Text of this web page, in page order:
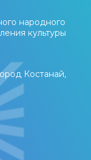
народного
культуры
Костанай,